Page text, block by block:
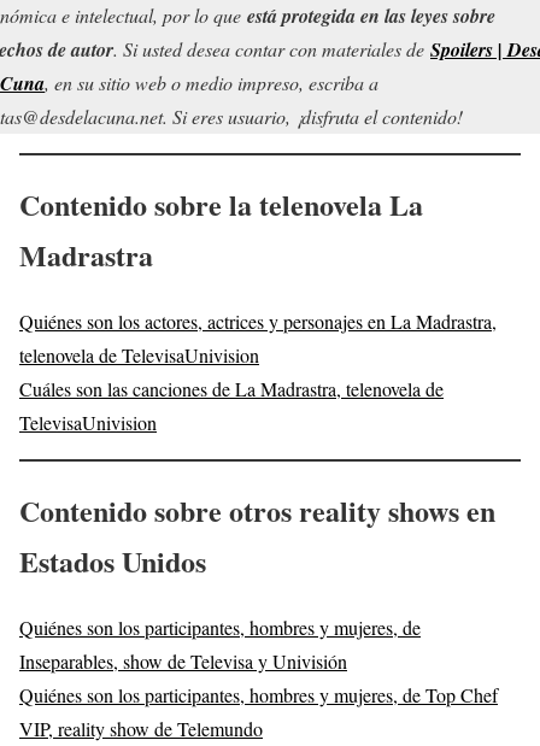
e intelectual, por lo que está protegida en las leyes sobre
de autor. Si usted desea contar con materiales de Spoilers |
, en su sitio web o medio impreso, escriba a
Si eres usuario, ¡disfruta el contenido!
Contenido sobre la telenovelaLa
Madrastra
Quiénes son los actores, actrices y personajes en La Madrastra,
telenovela de TelevisaUnivision
Cuáles son las canciones de La Madrastra, telenovela de
TelevisaUnivision
Contenido sobre otros reality shows en
Estados Unidos
Quiénes son los participantes, hombres y mujeres, de
Inseparables, show de Televisa y Univisión
Quiénes son los participantes, hombres y mujeres, de Top Chef
VIP, reality show de Telemundo